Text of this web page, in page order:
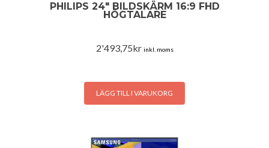
PHILIPS 24″ BILDSKÄRM 16:9 FHD
HÖGTALARE
2'493,75kr inkl. moms
LÄGG TILL I VARUKORG